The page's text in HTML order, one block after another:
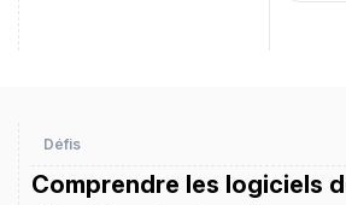
Défis
Comprendre les logiciels